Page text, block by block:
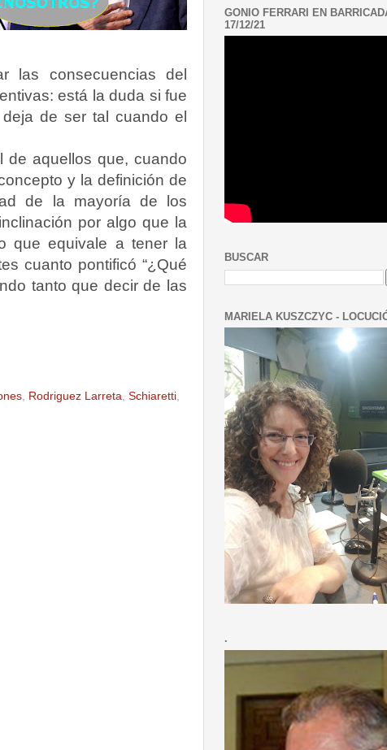
las consecuencias del
está la duda si fue
de ser tal cuando el
de aquellos que, cuando
y la definición de
de la mayoría de los
por algo que la
que equivale a tener la
cuanto pontificó “¿Qué
tanto que decir de las
Rodriguez Larreta Schiaretti
GONIO FERRARI EN
17/12/21
BUSCAR
MARIELA KUSZCZYC -
.